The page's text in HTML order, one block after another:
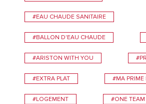
#EAU CHAUDE SANITAIRE
#BALLON D'EAU CHAUDE
#ARISTON WITH YOU
#EXTRA PLAT #MA PRIME
#LOGEMENT #ONE TEAM